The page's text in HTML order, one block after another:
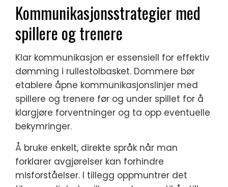
Kommunikasjonsstrategier med
spillere og trenere
Klar kommunikasjon er essensiell for effektiv
dømming i rullestolbasket. Dommere bør
etablere åpne kommunikasjonslinjer med
spillere og trenere før og under spillet for å
klargjøre forventninger og ta opp eventuelle
bekymringer.
Å bruke enkelt, direkte språk når man
forklarer avgjørelser kan forhindre
misforståelser. I tillegg oppmuntrer det